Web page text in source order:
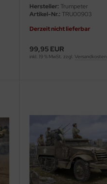
Hersteller: Trumpeter
Artikel-Nr.: TRU00903
Derzeit nicht lieferbar
99,95 EUR
inkl. 19 % MwSt. zzgl. Versandkosten